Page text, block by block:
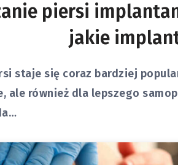
piersi
jakie
staje się coraz bardziej
ale również dla lepszego